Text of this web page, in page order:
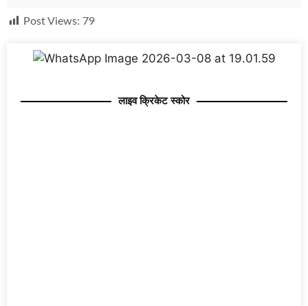
Post Views: 79
लाइव क्रिकेट स्कोर